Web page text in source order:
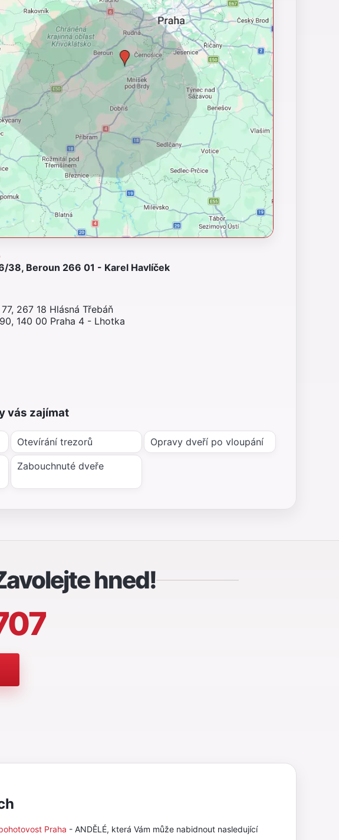
38, Beroun 266 01 - Karel Havlíček
267 18 Hlásná Třebáň
140 00 Praha 4 - Lhotka
vás zajímat
Otevírání trezorů Opravy dveří po vloupání
Zabouchnuté dveře
hned!
Praha - ANDĚLÉ, která Vám může nabidnout nasledující